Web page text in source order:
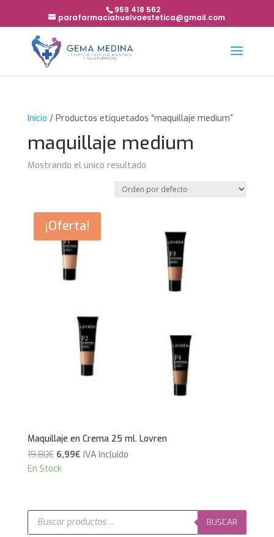
959 418 562
parafarmaciahuelvaestetica@gmail.com
Inicio / Productos etiquetados “maquillaje medium”
maquillaje medium
Mostrando el único resultado
¡Oferta!
Maquillaje en Crema 25 ml. Lovren
19,80€ El
precio
19,80€.
6,99€El
6,99€.
IVA Incluido
En Stock
Búsqueda
productos
BUSCAR